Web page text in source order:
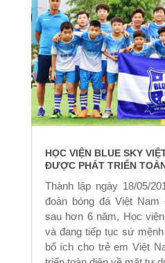
HỌC VIỆN BLUE SKY
ĐƯỢC PHÁT TRIỂN
Thành lập ngày 18/05/
đoàn bóng đá Việt
sau hơn 6 năm, Học
và đang tiếp tục sứ
bổ ích cho trẻ em Việt